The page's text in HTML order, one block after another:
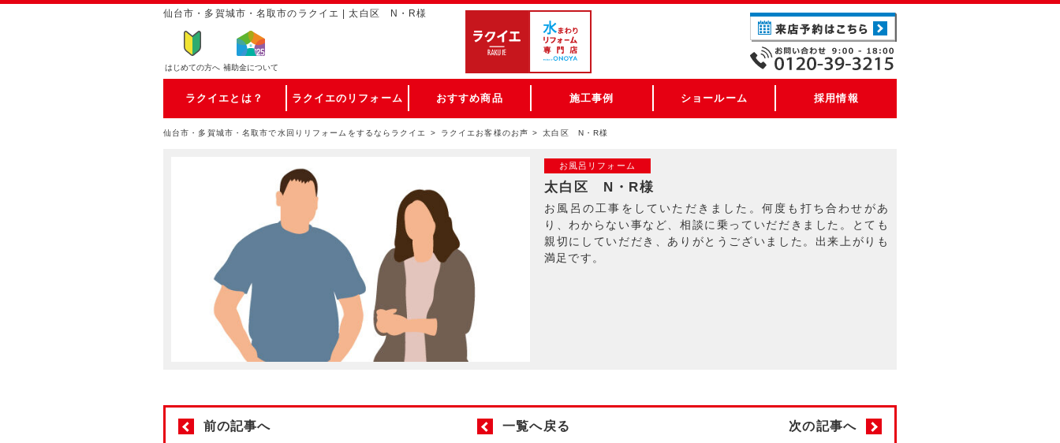
仙台市・多賀城市・名取市のラクイエ | 太白区 N・R様
はじめての方へ 補助金について
ラクイエとは？ ラクイエのリフォーム おすすめ商品 施工事例 ショールーム 採用情報
仙台市・多賀城市・名取市で水回りリフォームをするならラクイエ ラクイエお客様のお声 太白区 N・R様
お風呂リフォーム
太白区 N・R様
お風呂の工事をしていただきました。何度も打ち合わせがあ
り、わからない事など、相談に乗っていだだきました。とても
親切にしていだだき、ありがとうございました。出来上がりも
満足です。
前の記事へ 一覧へ戻る 次の記事へ